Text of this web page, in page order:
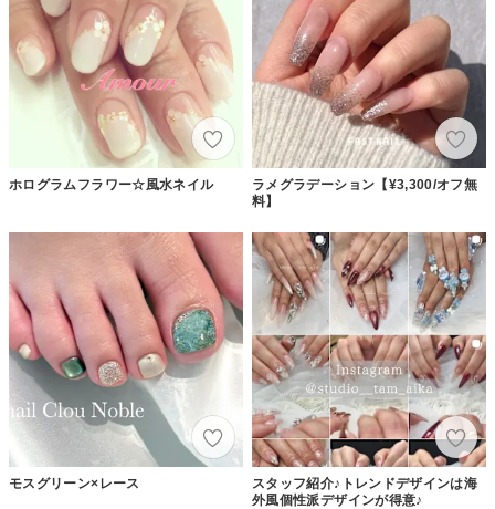
ホログラムフラワー☆風水ネイル
ラメグラデーション【¥3,300/オフ無
料】
モスグリーン×レース
スタッフ紹介♪トレンドデザインは海
外風個性派デザインが得意♪